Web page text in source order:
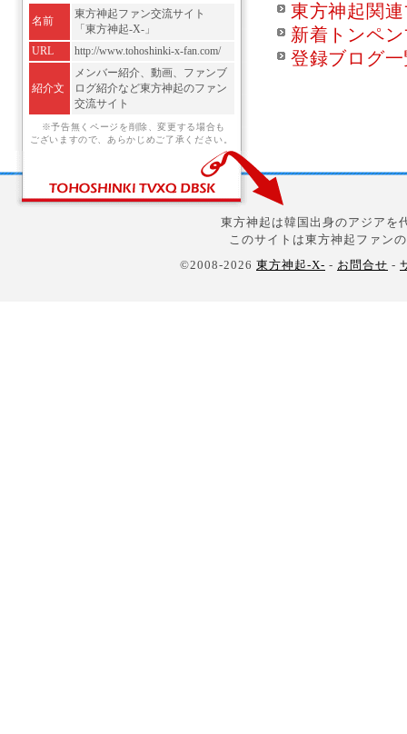
東方神起関
新着トンペ
登録ブログ
名前
東方神起ファン交流サイト
「東方神起-X-」
URL
http://www.tohoshinki-x-fan.com/
紹介文
メンバー紹介、動画、ファンブ
ログ紹介など東方神起のファン
交流サイト
※予告無くページを削除、変更する場合も
ございますので、あらかじめご了承ください。
東方神起は韓国出身のアジアを
このサイトは東方神起ファン
©2008-2026 東方神起-X- - お問合せ -